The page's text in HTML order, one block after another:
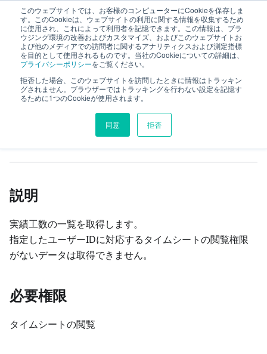
このウェブサイトでは、お客様のコンピューターにCookieを保存しま
す。このCookieは、ウェブサイトの利用に関する情報を収集するため
に使用され、これによって利用者を記憶できます。この情報は、ブラ
ウジング環境の改善およびカスタマイズ、およびこのウェブサイトお
よび他のメディアでの訪問者に関するアナリティクスおよび測定指標
を目的として使用されるものです。当社のCookieについての詳細は、
プライバシーポリシーをご覧ください。
拒否した場合、このウェブサイトを訪問したときに情報はトラッキン
グされません。ブラウザーではトラッキングを行わない設定を記憶す
るために1つのCookieが使用されます。
同意 拒否
TimeTracker RX Web API ヘルプ
リファレンス system
users
このページの見出し
実績工数一覧の取得
説明
実績工数の一覧を取得します。
指定したユーザーIDに対応するタイムシートの閲覧権限
がないデータは取得できません。
必要権限
タイムシートの閲覧